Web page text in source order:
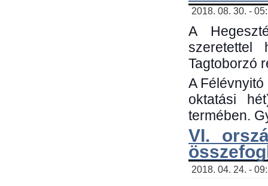
2018. 08. 30. -
A
szeretettel
Tagtoborzó
A
oktatási
termében.
VI.
2018. 04. 24. -